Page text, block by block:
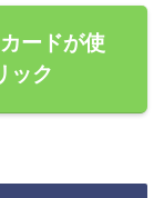
ードが使
ック